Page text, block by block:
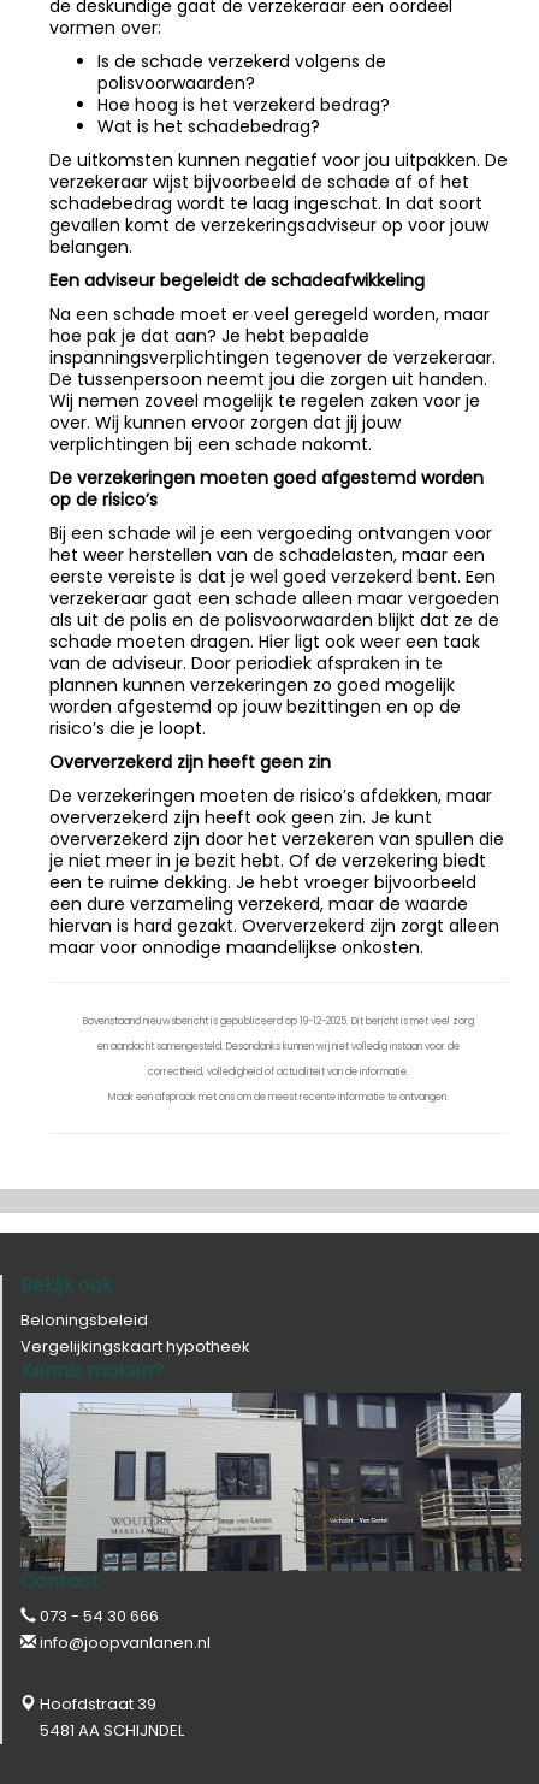
de deskundige gaat de verzekeraar een oordeel
vormen over:
Is de schade verzekerd volgens de
polisvoorwaarden?
Hoe hoog is het verzekerd bedrag?
Wat is het schadebedrag?
De uitkomsten kunnen negatief voor jou uitpakken. De
verzekeraar wijst bijvoorbeeld de schade af of het
schadebedrag wordt te laag ingeschat. In dat soort
gevallen komt de verzekeringsadviseur op voor jouw
belangen.
Een adviseur begeleidt de schadeafwikkeling
Na een schade moet er veel geregeld worden, maar
hoe pak je dat aan? Je hebt bepaalde
inspanningsverplichtingen tegenover de verzekeraar.
De tussenpersoon neemt jou die zorgen uit handen.
Wij nemen zoveel mogelijk te regelen zaken voor je
over. Wij kunnen ervoor zorgen dat jij jouw
verplichtingen bij een schade nakomt.
De verzekeringen moeten goed afgestemd worden
op de risico’s
Bij een schade wil je een vergoeding ontvangen voor
het weer herstellen van de schadelasten, maar een
eerste vereiste is dat je wel goed verzekerd bent. Een
verzekeraar gaat een schade alleen maar vergoeden
als uit de polis en de polisvoorwaarden blijkt dat ze de
schade moeten dragen. Hier ligt ook weer een taak
van de adviseur. Door periodiek afspraken in te
plannen kunnen verzekeringen zo goed mogelijk
worden afgestemd op jouw bezittingen en op de
risico’s die je loopt.
Oververzekerd zijn heeft geen zin
De verzekeringen moeten de risico’s afdekken, maar
oververzekerd zijn heeft ook geen zin. Je kunt
oververzekerd zijn door het verzekeren van spullen die
je niet meer in je bezit hebt. Of de verzekering biedt
een te ruime dekking. Je hebt vroeger bijvoorbeeld
een dure verzameling verzekerd, maar de waarde
hiervan is hard gezakt. Oververzekerd zijn zorgt alleen
maar voor onnodige maandelijkse onkosten.
Bovenstaand nieuwsbericht is gepubliceerd op 19-12-2025. Dit bericht is met veel zorg
en aandacht samengesteld. Desondanks kunnen wij niet volledig instaan voor de
correctheid, volledigheid of actualiteit van de informatie.
Maak een afspraak met ons om de meest recente informatie te ontvangen.
Bekijk ook
Beloningsbeleid
Vergelijkingskaart hypotheek
Kennis maken?
Contact
073 - 54 30 666
info@joopvanlanen.nl
Hoofdstraat 39
5481 AA SCHIJNDEL